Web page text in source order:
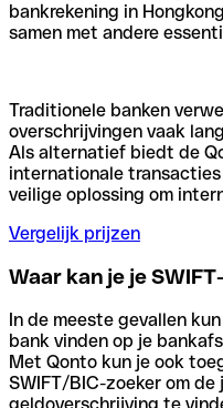
bankrekening in
samen met andere
Traditionele banken
overschrijvingen vaak
Als alternatief biedt de
internationale
veilige oplossing om
Vergelijk prijzen
Waar kan je je
In de meeste gevallen
bank vinden op je
Met Qonto kun je ook
SWIFT/BIC-zoeker om